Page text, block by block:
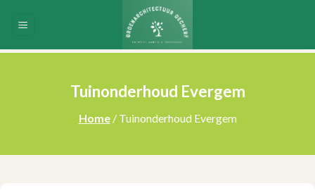
Tuinonderhoud Evergem
Home/ Tuinonderhoud Evergem